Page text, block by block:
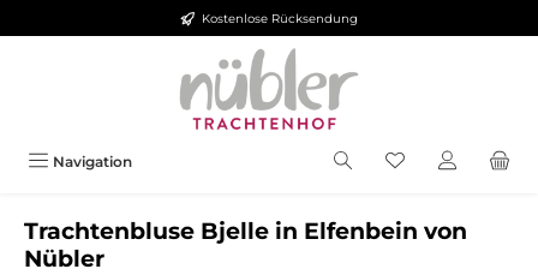
Zum Hauptinhalt springen Kostenlose Rücksendung
Navigation
Trachtenbluse Bjelle in Elfenbein von
Nübler